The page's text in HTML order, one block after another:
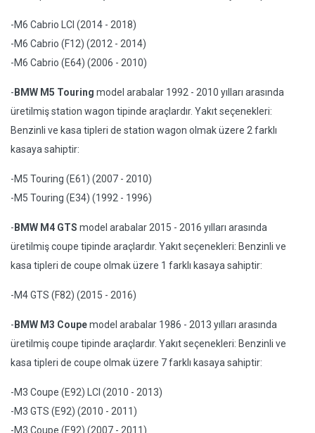
-M6 Cabrio LCI (2014 - 2018)
-M6 Cabrio (F12) (2012 - 2014)
-M6 Cabrio (E64) (2006 - 2010)
- BMW M5 Touring model arabalar 1992 - 2010 yılları arasında
üretilmiş station wagon tipinde araçlardır. Yakıt seçenekleri:
Benzinli ve kasa tipleri de station wagon olmak üzere 2 farklı
kasaya sahiptir:
-M5 Touring (E61) (2007 - 2010)
-M5 Touring (E34) (1992 - 1996)
- BMW M4 GTS model arabalar 2015 - 2016 yılları arasında
üretilmiş coupe tipinde araçlardır. Yakıt seçenekleri: Benzinli ve
kasa tipleri de coupe olmak üzere 1 farklı kasaya sahiptir:
-M4 GTS (F82) (2015 - 2016)
- BMW M3 Coupemodel arabalar 1986 - 2013 yılları arasında
üretilmiş coupe tipinde araçlardır. Yakıt seçenekleri: Benzinli ve
kasa tipleri de coupe olmak üzere 7 farklı kasaya sahiptir:
-M3 Coupe (E92) LCI (2010 - 2013)
-M3 GTS (E92) (2010 - 2011)
-M3 Coupe (E92) (2007 - 2011)